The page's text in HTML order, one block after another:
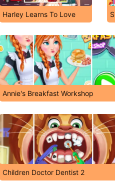
Harley Learns To Love
Annie's Breakfast Workshop
Children Doctor Dentist 2